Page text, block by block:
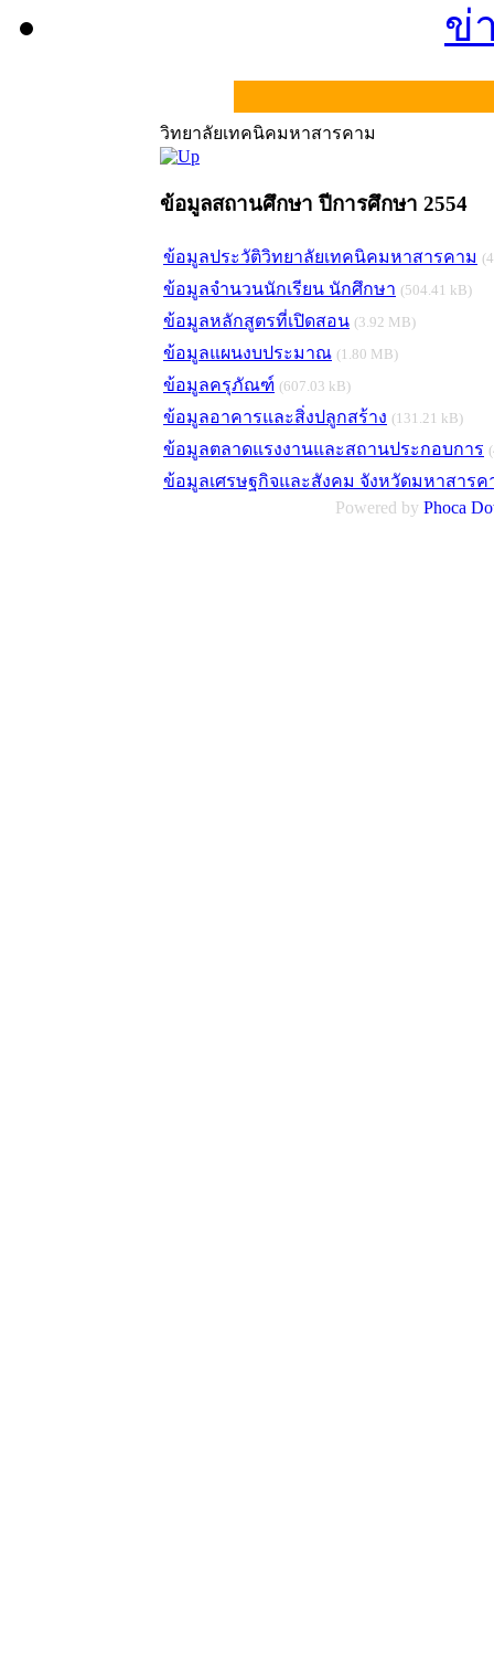
ข่
วิทยาลัยเทคนิคมหาสารคาม
ข้อมูลสถานศึกษา ปีการศึกษา 2554
ข้อมูลประวัติวิทยาลัยเทคนิคมหาสารคาม
ข้อมูลจำนวนนักเรียน นักศึกษา (504.41 kB)
ข้อมูลหลักสูตรที่เปิดสอน (3.92 MB)
ข้อมูลแผนงบประมาณ (1.80 MB)
ข้อมูลครุภัณฑ์ (607.03 kB)
ข้อมูลอาคารและสิ่งปลูกสร้าง (131.21 kB)
ข้อมูลตลาดแรงงานและสถานประกอบการ
ข้อมูลเศรษฐกิจและสังคม จังหวัดมหาสารค
Powered by Phoca